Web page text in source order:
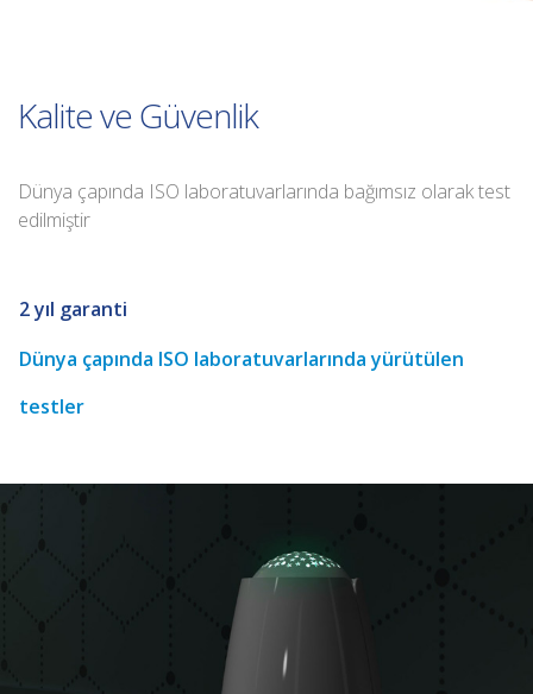
Kalite ve Güvenlik
Dünya çapında ISO laboratuvarlarında bağımsız olarak test
edilmiştir
2 yıl garanti
Dünya çapında ISO laboratuvarlarında yürütülen
testler